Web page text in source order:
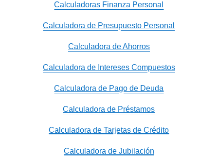
Calculadoras Finanza Personal
Calculadora de Presupuesto Personal
Calculadora de Ahorros
Calculadora de Intereses Compuestos
Calculadora de Pago de Deuda
Calculadora de Préstamos
Calculadora de Tarjetas de Crédito
Calculadora de Jubilación